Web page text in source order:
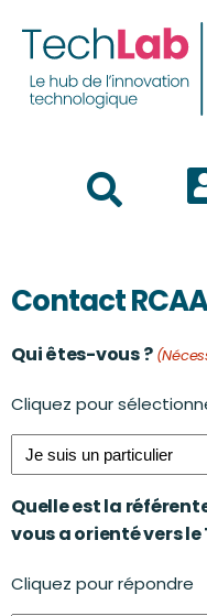
Contact
Qui êtes-vous ?
Cliquez pour
Quelle est la
vous a orienté vers le
Cliquez pour répondre